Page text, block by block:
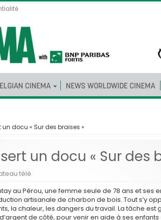
CINEMA NEWS WORLDWIDE CINEMA
un docu « Sur des braises »
un docu « Sur des
télé
au Pérou, une femme seule de 78 ans et ses
artisanale de charbon de bois. Tout s’y
la chaleur, les dangers du travail. La tâche est
de côté, pour venir en aide à ses